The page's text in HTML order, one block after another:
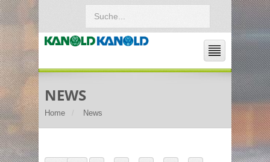
NEWS
Home News